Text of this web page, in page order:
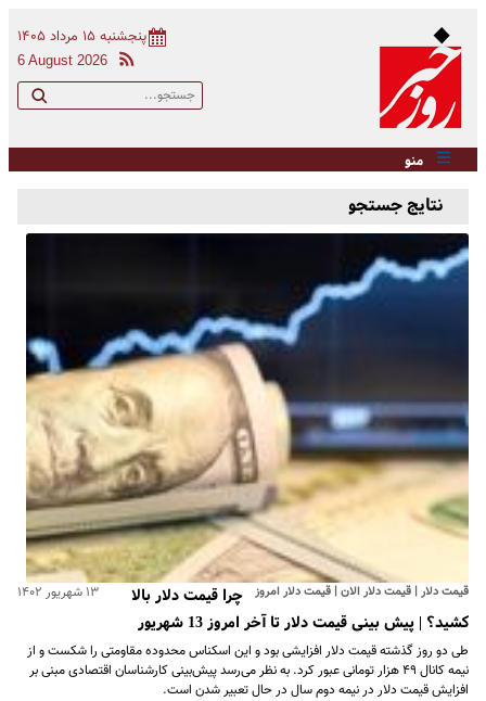
پنجشنبه ۱۵ مرداد ۱۴۰۵
6 August 2026
منو
نتایج جستجو
قیمت دلار | قیمت دلار الان | قیمت دلار امروز ۱۳ شهریور ۱۴۰۲
چرا قیمت دلار بالا
کشید؟ | پیش بینی قیمت دلار تا آخر امروز 13 شهریور
طی دو روز گذشته قیمت دلار افزایشی بود و این اسکناس محدوده مقاومتی را شکست و از
نیمه کانال ۴۹ هزار تومانی عبور کرد. به نظر می‌رسد پیش‌بینی کارشناسان اقتصادی مبنی بر
افزایش قیمت دلار در نیمه دوم سال در حال تعبیر شدن است.